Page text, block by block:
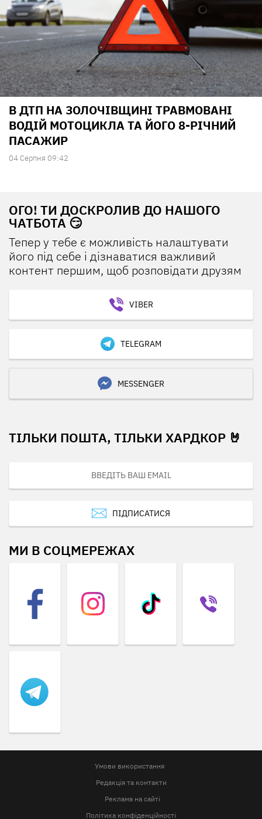
В ДТП НА ЗОЛОЧІВЩИНІ ТРАВМОВАНІ
ВОДІЙ МОТОЦИКЛА ТА ЙОГО 8-РІЧНИЙ
ПАСАЖИР
04 Серпня 09:42
ОГО! ТИ ДОСКРОЛИВ ДО НАШОГО
ЧАТБОТА 😏
Тепер у тебе є можливість налаштувати
його під себе і дізнаватися важливий
контент першим, щоб розповідати друзям
VIBER
TELEGRAM
MESSENGER
ТІЛЬКИ ПОШТА, ТІЛЬКИ ХАРДКОР 🤘
ПІДПИСАТИСЯ
МИ В СОЦМЕРЕЖАХ
Умови використання
Редакція та контакти
Реклама на сайті
Політика конфіденційності